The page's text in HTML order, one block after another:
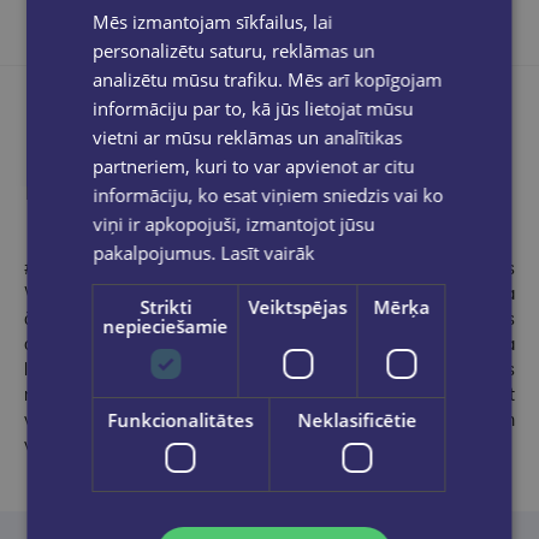
Produkta apraksts
#1 Amazon, The New York Times ,USA Today un Publishers
Weekly dižpārdokļu autore Frīda Makfadena ir praktizējoša
ārste, kas specializējusies smadzeņu traumu ārstēšanā. Frīdas
darbs ir ticis izvēlēts kā viens no Amazon redakcijas gada
labākajiem romāniem, un viņa ir bijusi Goodreads Choice balvas
nominante. Viņas romāni ir tulkoti vairāk nekā četrdesmit
valodās. Frīda kopā ar ģimeni un melnu kaķi dzīvo gadsimtiem
vecā trīsstāvu mājā ar skatu uz okeānu.
Mēs izmantojam sīkfailus, lai
personalizētu saturu, reklāmas un
analizētu mūsu trafiku. Mēs arī kopīgojam
informāciju par to, kā jūs lietojat mūsu
vietni ar mūsu reklāmas un analītikas
partneriem, kuri to var apvienot ar citu
informāciju, ko esat viņiem sniedzis vai ko
viņi ir apkopojuši, izmantojot jūsu
pakalpojumus. Lasīt vairāk
Strikti
nepieciešamie
Veiktspējas Mērķa
Funkcionalitātes Neklasificētie